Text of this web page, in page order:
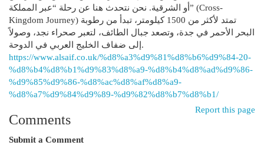
أو الشرقية. نحن نتحدث هنا عن رحلة “عبر المملكة” (Cross-
Kingdom Journey) تمتد لأكثر من 1500 كيلومتر، تبدأ من رطوبة
البحر الأحمر في جدة، وتصعد جبال الطائف، لتعبر صحراء نجد، وصولاً
إلى ضفاف الخليج العربي في الدوحة.
https://www.alsaif.co.uk/%d8%a3%d9%81%d8%b6%d9%84-20-
%d8%b4%d8%b1%d9%83%d8%a9-%d8%b4%d8%ad%d9%86-
%d9%85%d9%86-%d8%ac%d8%af%d8%a9-
%d8%a7%d9%84%d9%89-%d9%82%d8%b7%d8%b1/
Report this page
Comments
Submit a Comment